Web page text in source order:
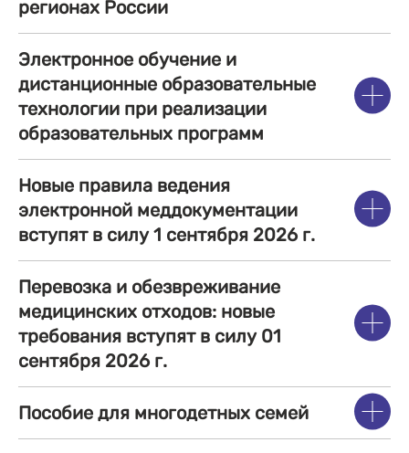
регионах России
Электронное обучение и
дистанционные образовательные
технологии при реализации
образовательных программ
Новые правила ведения
электронной меддокументации
вступят в силу 1 сентября 2026 г.
Перевозка и обезвреживание
медицинских отходов: новые
требования вступят в силу 01
сентября 2026 г.
Пособие для многодетных семей